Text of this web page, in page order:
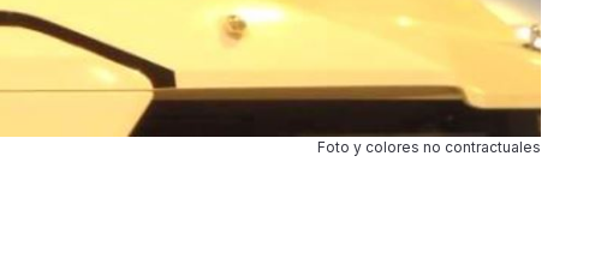
Foto y colores no contractuales